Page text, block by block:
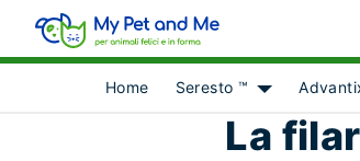
Home
Seresto ™
La